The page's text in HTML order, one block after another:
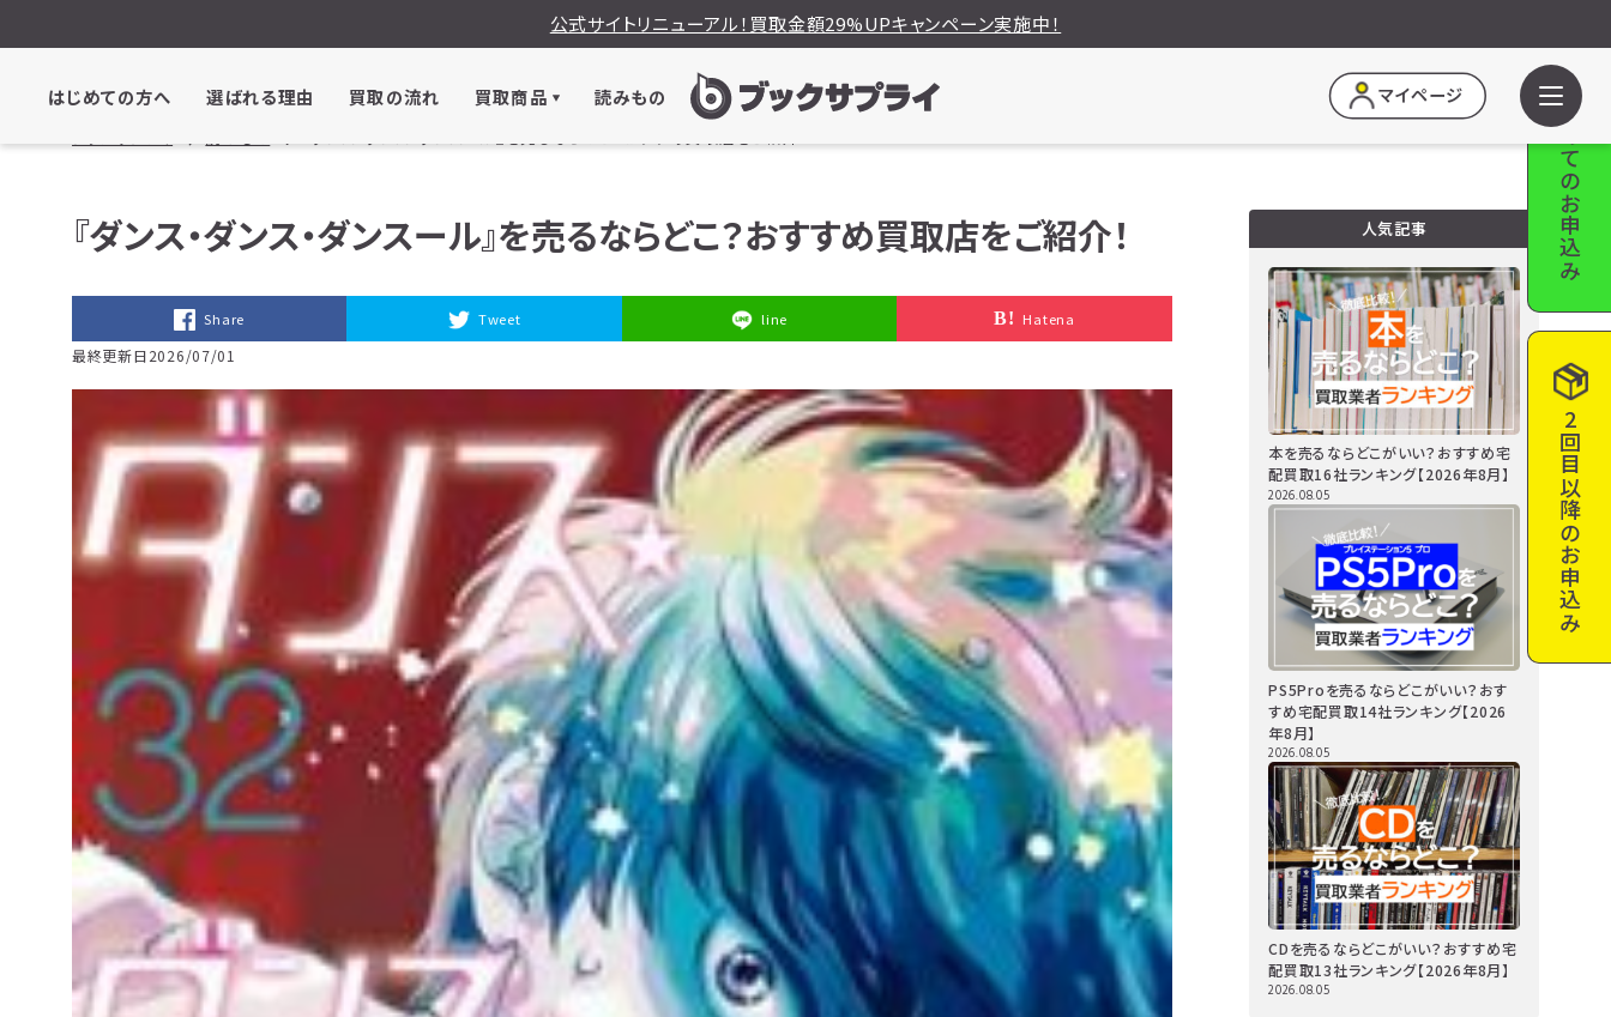
公式サイトリニューアル！買取金額29%UPキャンペーン実施中！
はじめての方へ 選ばれる理由 買取の流れ 買取商品 読みもの マイページ はじめての
お申込み
2回目以降の
お申込み
『ダンス・ダンス・ダンスール』を売るならどこ？おすすめ買取店をご紹介！
Share Tweet line Hatena
最終更新日2026/07/01
人気記事
本を売るならどこがいい？おすすめ宅
配買取16社ランキング【2026年8月】
2026.08.05
PS5Proを売るならどこがいい？おす
すめ宅配買取14社ランキング【2026
年8月】
2026.08.05
CDを売るならどこがいい？おすすめ宅
配買取13社ランキング【2026年8月】
2026.08.05